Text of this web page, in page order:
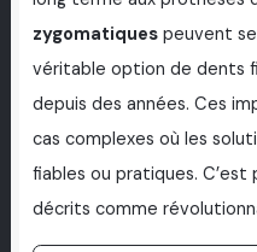
zygomatiquespeuvent
véritable option de dents
depuis des années. Ces
cas complexes où les
fiables ou pratiques.
décrits comme